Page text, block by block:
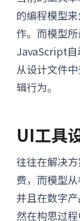
的编程模型
作。而模型
JavaScript自
从设计文件
辑行为。
UI工具
往往在解决
费，而模型
并且在数字
然在构思过